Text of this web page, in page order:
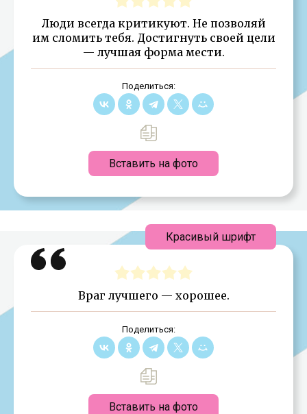
Люди всегда критикуют. Не позволяй
им сломить тебя. Достигнуть своей цели
— лучшая форма мести.
Поделиться:
Вставить на фото
Враг лучшего — хорошее.
Поделиться:
Вставить на фото
Красивый шрифт